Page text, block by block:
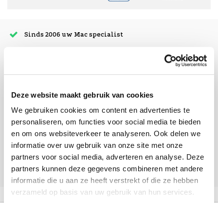
Deze website maakt gebruik van cookies
We gebruiken cookies om content en advertenties te
personaliseren, om functies voor social media te bieden
en om ons websiteverkeer te analyseren. Ook delen we
informatie over uw gebruik van onze site met onze
partners voor social media, adverteren en analyse. Deze
partners kunnen deze gegevens combineren met andere
informatie die u aan ze heeft verstrekt of die ze hebben
verzameld op basis van uw gebruik van hun services.
Sinds 2006 uw Mac specialist
Vandaag besteld, morgen in huis
beoordelingen